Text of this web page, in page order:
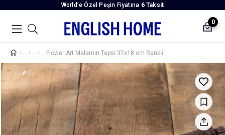
World’e Özel Peşin Fiyatına 6 Taksit
0
Flower Art Melamin Tepsi 37x18 cm Renkli